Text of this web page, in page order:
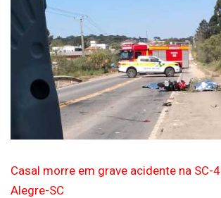
Casal morre em grave acidente na SC-
Alegre-SC